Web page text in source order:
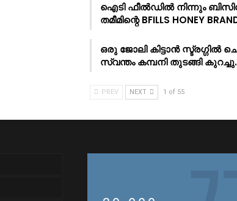
ഐടി ഫീൽഡിൽ നിന്നും
തമീമിന്റെ BFILLS HONEY
ഒരു ജോലി കിട്ടാൻ സ്ട്രഗ്ഗിൽ
സ്വന്തം കമ്പനി തുടങ്ങി
PREV NEXT 1 of 55